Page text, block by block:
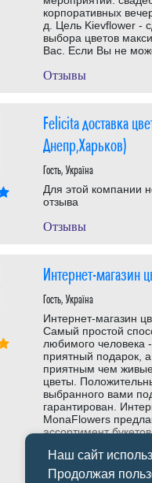
Наш сайт
Продолжая
корпоративных
д. Цель Kievflower -
выбора цветов
Вас. Если Вы не
Отзывы
Felicita доставка
Днепр,Харьков)
Гость, Україна
Для этой компании
отзыва
Отзывы
Интернет-магазин
Гость, Україна
Интернет-магазин
Самый простой
любимого человека
приятный подарок,
приятным чем
цветы.
выбранного вами
гарантирован.
MonaFlowers
ассортимент
...